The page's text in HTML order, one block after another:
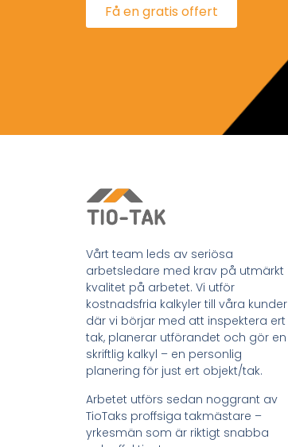
Få en gratis offert
Vårt team leds av seriösa
arbetsledare med krav på utmärkt
kvalitet på arbetet. Vi utför
kostnadsfria kalkyler till våra kunder
där vi börjar med att inspektera ert
tak, planerar utförandet och gör en
skriftlig kalkyl – en personlig
planering för just ert objekt/tak.
Arbetet utförs sedan noggrant av
TioTaks proffsiga takmästare –
yrkesmän som är riktigt snabba